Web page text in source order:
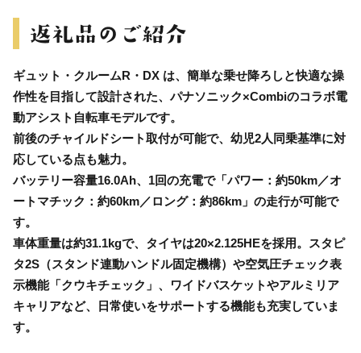
ギュット・クルームR・DX は、簡単な乗せ降ろしと快適な操
作性を目指して設計された、パナソニック×Combiのコラボ電
動アシスト自転車モデルです。
前後のチャイルドシート取付が可能で、幼児2人同乗基準に対
応している点も魅力。
バッテリー容量16.0Ah、1回の充電で「パワー：約50km／オ
ートマチック：約60km／ロング：約86km」の走行が可能で
す。
車体重量は約31.1kgで、タイヤは20×2.125HEを採用。スタピ
タ2S（スタンド連動ハンドル固定機構）や空気圧チェック表
示機能「クウキチェック」、ワイドバスケットやアルミリア
キャリアなど、日常使いをサポートする機能も充実していま
す。